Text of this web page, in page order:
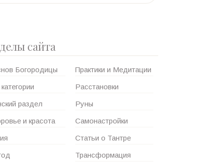
сайта
Богородицы
раздел
и красота
Практики и Медитации
Расстановки
Руны
Самонастройки
Статьи о Тантре
Трансформация